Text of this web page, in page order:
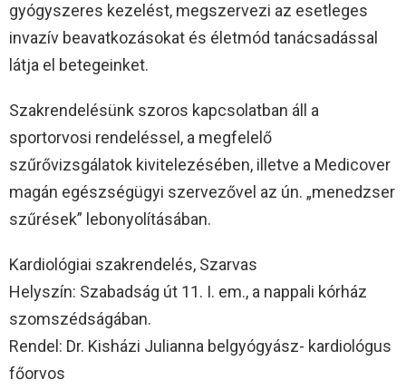
gyógyszeres kezelést, megszervezi az esetleges
invazív beavatkozásokat és életmód tanácsadással
látja el betegeinket.
Szakrendelésünk szoros kapcsolatban áll a
sportorvosi rendeléssel, a megfelelő
szűrővizsgálatok kivitelezésében, illetve a Medicover
magán egészségügyi szervezővel az ún. „menedzser
szűrések” lebonyolításában.
Kardiológiai szakrendelés, Szarvas
Helyszín: Szabadság út 11. I. em., a nappali kórház
szomszédságában.
Rendel: Dr. Kisházi Julianna belgyógyász- kardiológus
főorvos